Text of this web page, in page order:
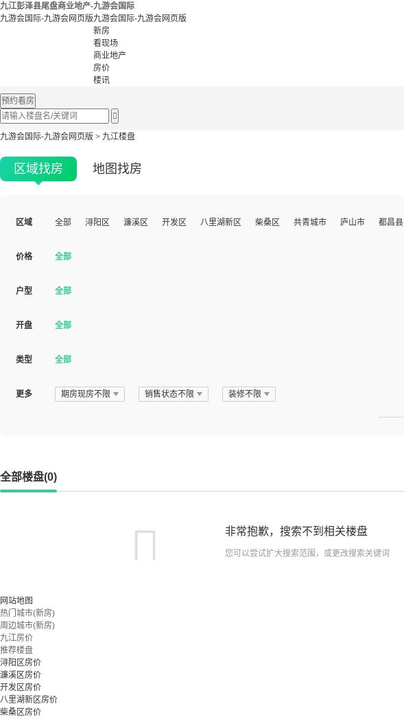
九江彭泽县尾盘商业地产-九游会国际
九游会国际-九游会网页版九游会国际-九游会网页版
新房
看现场
商业地产
房价
楼讯
预约看房

九游会国际-九游会网页版 > 九江楼盘
区域找房 地图找房
区域 全部 浔阳区 濂溪区 开发区 八里湖新区 柴桑区 共青城市 庐山市 都昌县
价格 全部
户型 全部
开盘 全部
类型 全部
更多 期房现房不限 销售状态不限 装修不限
全部楼盘(0)
非常抱歉，搜索不到相关楼盘
您可以尝试扩大搜索范围，或更改搜索关键词
网站地图
热门城市(新房)
周边城市(新房)
九江房价
推荐楼盘
浔阳区房价
濂溪区房价
开发区房价
八里湖新区房价
柴桑区房价